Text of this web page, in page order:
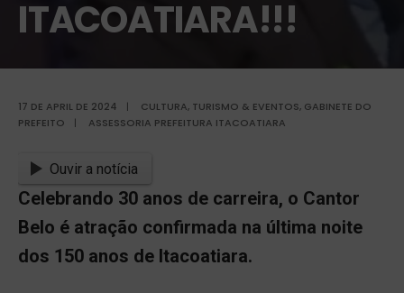
ITACOATIARA!!!
17 DE APRIL DE 2024 | CULTURA, TURISMO & EVENTOS, GABINETE DO
PREFEITO
| ASSESSORIA PREFEITURA ITACOATIARA
Ouvir a notícia
Celebrando 30 anos de carreira, o Cantor
Belo é atração confirmada na última noite
dos 150 anos de Itacoatiara.